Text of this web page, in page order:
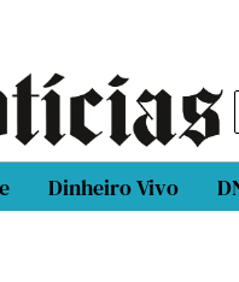
Dinheiro Vivo